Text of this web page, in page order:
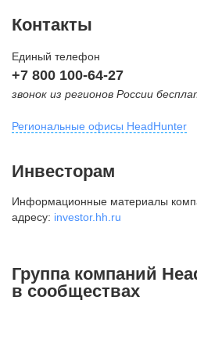
Контакты
Единый телефон
+7 800 100-64-27
звонок из регионов России
Региональные офисы HeadHunter
внутригородская территория
Муниципальный округ Тверской,
2-я Брестская ул., д. 48,
+7 495 980-64-27
Инвесторам
Информационные материалы
адресу: investor.hh.ru
Группа компаний
в сообществах